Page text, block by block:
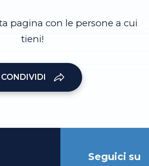
pagina con le persone a cui
tieni!
CONDIVIDI
Seguici su